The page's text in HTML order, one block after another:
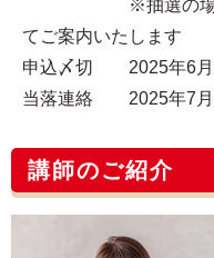
※抽選の場合、岡
てご案内いたします
申込〆切 2025年6月
当落連絡 2025年7月
講師のご紹介